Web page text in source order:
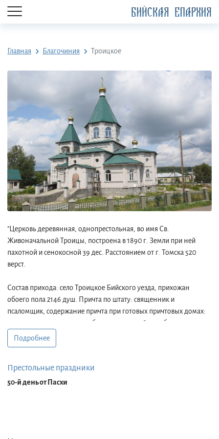
БИЙСКАЯ ЕПАРХИЯ
Главная Благочиния Троицкое
"Церковь деревянная, однопрестольная, во имя Св.
Живоначальной Троицы, построена в 1890 г. Земли при ней
пахотной и сенокосной 39 дес. Расстоянием от г. Томска 520
верст.
Состав прихода: село Троицкое Бийского уезда, прихожан
обоего пола 2146 душ. Причта по штату: священник и
псаломщик, содержание причта при готовых причтовых домах:
жалование от казны 200 руб., от прихожан 800 руб. и доходы от
треб.
помещается в собственном доме. Церковно-приходское
попечительство существует с 1902 .
Подробнее
Престольные праздники
50-й день от Пасхи